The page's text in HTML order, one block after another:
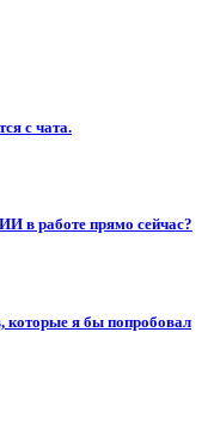
с чата.
работе прямо сейчас?
которые я бы попробовал